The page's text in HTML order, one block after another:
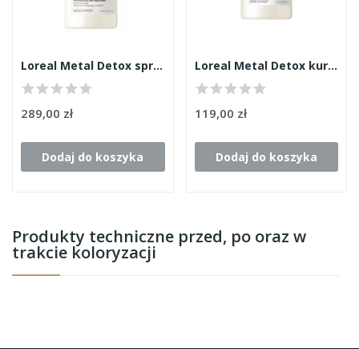
Produkty techniczne przed, po oraz w
trakcie koloryzacji
Loreal Metal Detox spray 500ml
289,00 zł
Dodaj do koszyka
Loreal Metal Detox kuracja 500ml
119,00 zł
Dodaj do koszyka